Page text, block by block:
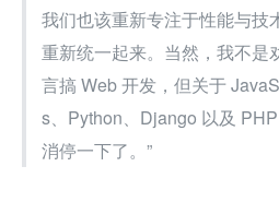
我们也该重新专注于性能与技
重新统一起来。当然，我不是
言搞 Web 开发，但关于
s、Python、Django 以及
消停一下了。”